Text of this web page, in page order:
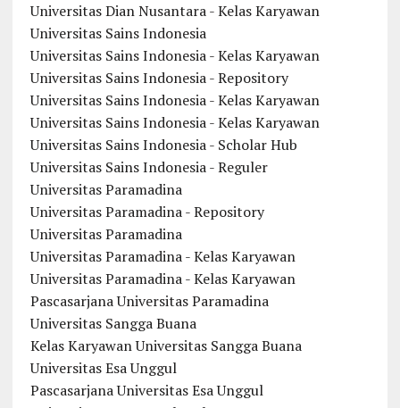
Universitas Dian Nusantara - Kelas Karyawan
Universitas Sains Indonesia
Universitas Sains Indonesia - Kelas Karyawan
Universitas Sains Indonesia - Repository
Universitas Sains Indonesia - Kelas Karyawan
Universitas Sains Indonesia - Kelas Karyawan
Universitas Sains Indonesia - Scholar Hub
Universitas Sains Indonesia - Reguler
Universitas Paramadina
Universitas Paramadina - Repository
Universitas Paramadina
Universitas Paramadina - Kelas Karyawan
Universitas Paramadina - Kelas Karyawan
Pascasarjana Universitas Paramadina
Universitas Sangga Buana
Kelas Karyawan Universitas Sangga Buana
Universitas Esa Unggul
Pascasarjana Universitas Esa Unggul